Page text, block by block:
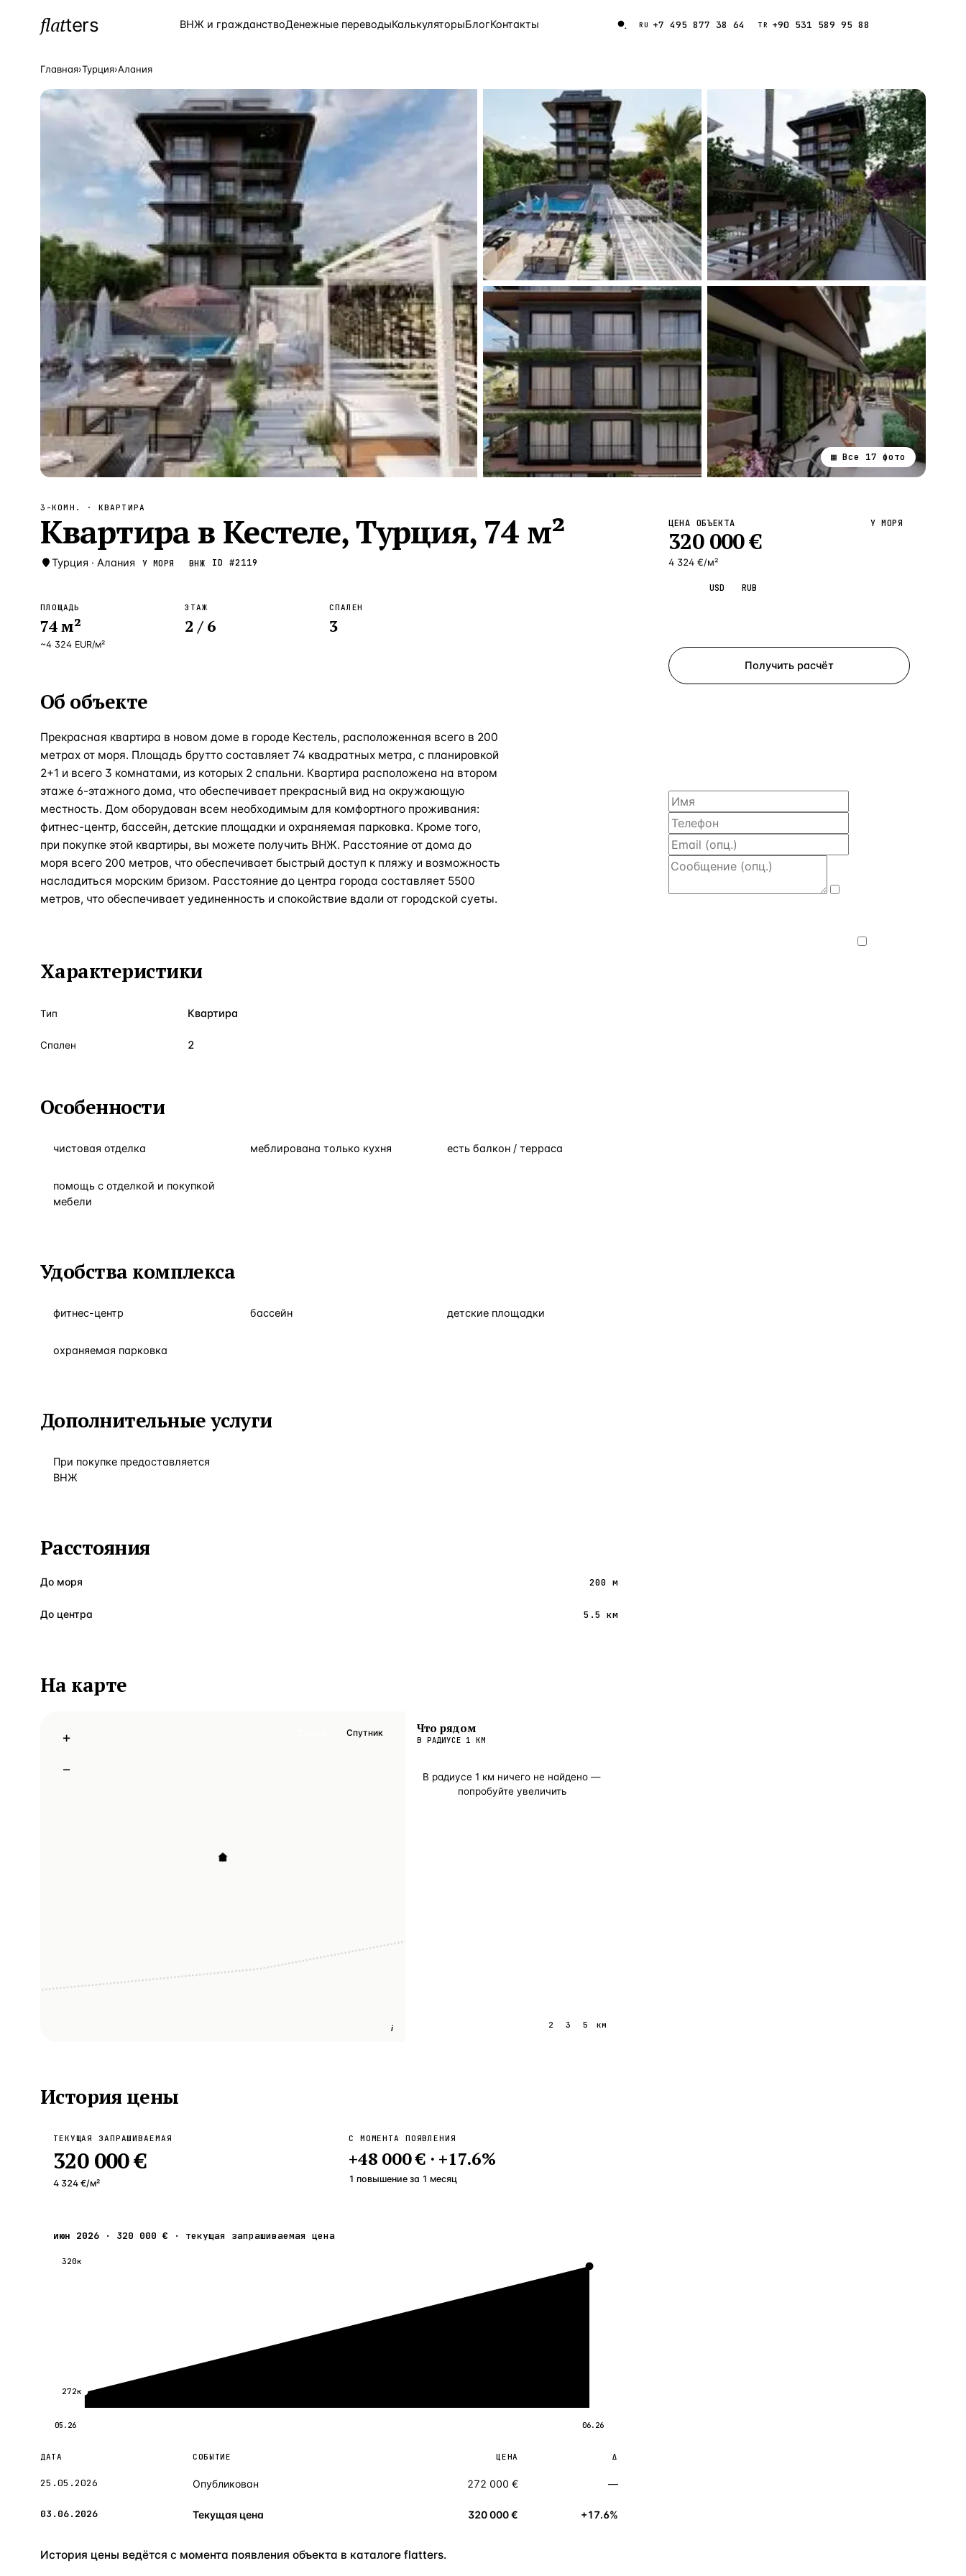
flatters ВНЖ и гражданствоДенежные переводыКалькуляторыБлогКонтакты RU +7 495 877 38 64 TR +90 531 589 95 88
ПОПУЛЯРНЫЕ НАПРАВЛЕНИЯ
Страна 9 143 объекта
Страна 8 554 объекта
3 906 объектов
Таиланд —Страна 2 948 объектов
Греция — Страна 2 797 объектов
Сочи —Локация Россия · 3 920
Алания — Локация Турция · 2 556
Бангкок —Локация Таиланд · 2 172
Новороссийск — Локация Россия · 2 106
Стамбул —Локация Турция · 2 092
Анталия Локация Турция · 1 810
ЧАСТО ИЩУТ
Россия Испания Кипр
Греция
Главная›Турция›Алания
▦ Все 17 фото
3-КОМН. · КВАРТИРА
Квартира в Кестеле, Турция, 74 м²
Турция · Алания У МОРЯ ВНЖ ID #2119
ПЛОЩАДЬ
74м²
~4 324 EUR/м²
ЭТАЖ
2 / 6
СПАЛЕН
3
Об объекте
Прекрасная квартира в новом доме в городе Кестель, расположенная всего в 200
метрах от моря. Площадь брутто составляет 74 квадратных метра, с планировкой
2+1 и всего 3 комнатами, из которых 2 спальни. Квартира расположена на втором
этаже 6-этажного дома, что обеспечивает прекрасный вид на окружающую
местность. Дом оборудован всем необходимым для комфортного проживания:
фитнес-центр, бассейн, детские площадки и охраняемая парковка. Кроме того,
при покупке этой квартиры, вы можете получить ВНЖ. Расстояние от дома до
моря всего 200 метров, что обеспечивает быстрый доступ к пляжу и возможность
насладиться морским бризом. Расстояние до центра города составляет 5500
метров, что обеспечивает уединенность и спокойствие вдали от городской суеты.
Характеристики
Тип Квартира
Спален 2
Особенности
чистовая отделка меблирована только кухня есть балкон / терраса
помощь с отделкой и покупкой
мебели
Удобства комплекса
фитнес-центр бассейн детские площадки
охраняемая парковка
Дополнительные услуги
При покупке предоставляется
ВНЖ
Расстояния
До моря 200 м
До центра 5.5 км
На карте
i
+
−
Спутник Что рядом
В РАДИУСЕ 1 КМ
В радиусе 1 км ничего не найдено —
попробуйте увеличить
2 3 5 км
История цены
ТЕКУЩАЯ ЗАПРАШИВАЕМАЯ
320 000 €
4 324 €/м²
С МОМЕНТА ПОЯВЛЕНИЯ
+48 000 €· +17.6%
1 повышение за 1 месяц
июн 2026 · 320 000 € · текущая запрашиваемая цена
320к
272к
05.26 06.26
ДАТА СОБЫТИЕ ЦЕНА Δ
25.05.2026 Опубликован 272 000 € —
03.06.2026 Текущая цена 320 000 € +17.6%
История цены ведётся с момента появления объекта в каталоге flatters.
ЦЕНА ОБЪЕКТА
320 000€
4 324 €/м²
У МОРЯ
USD RUB
Получить расчёт